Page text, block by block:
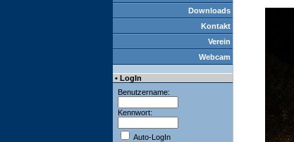
Downloads
Kontakt
Verein
Webcam
• LogIn
Benutzername:
Kennwort:
Auto-LogIn